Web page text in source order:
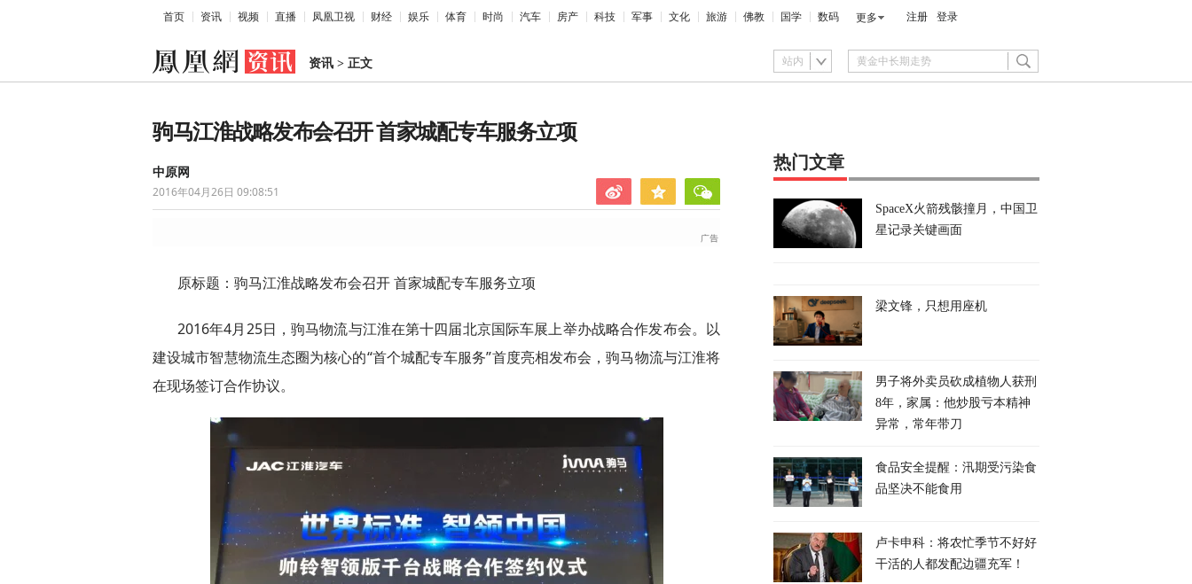
首页 资讯 视频 直播 凤凰卫视 财经 娱乐 体育 时尚 汽车 房产 科技 军事 文化 旅游 佛教 国学 数码 更多 注册 登录
资讯 > 正文 站内
驹马江淮战略发布会召开 首家城配专车服务立项
中原网
2016年04月26日 09:08:51
原标题：驹马江淮战略发布会召开 首家城配专车服务立项
2016年4月25日，驹马物流与江淮在第十四届北京国际车展上举办战略合作发布会。以
建设城市智慧物流生态圈为核心的“首个城配专车服务”首度亮相发布会，驹马物流与江淮将
在现场签订合作协议。
热门文章
SpaceX火箭残骸撞月，中国卫
星记录关键画面
梁文锋，只想用座机
男子将外卖员砍成植物人获刑
8年，家属：他炒股亏本精神
异常，常年带刀
食品安全提醒：汛期受污染食
品坚决不能食用
卢卡申科：将农忙季节不好好
干活的人都发配边疆充军！